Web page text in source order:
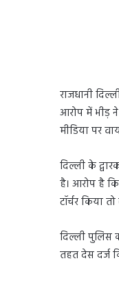
राजधानी
आरोप में भीड़
मीडिया पर
दिल्ली के
है। आरोप है
टॉर्चर किया
दिल्ली पुलिस
तहत देस दर्ज